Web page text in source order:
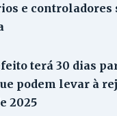
e controladores
terá 30 dias
podem levar à
2025